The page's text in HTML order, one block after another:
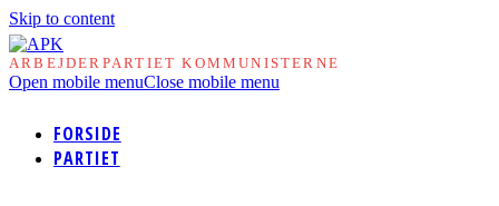
Skip to content
ARBEJDERPARTIET KOMMUNISTERNE
Open mobile menuClose mobile menu
FORSIDE
PARTIET